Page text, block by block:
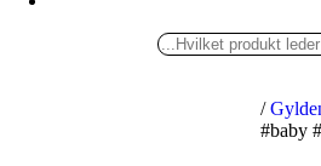
/
#baby